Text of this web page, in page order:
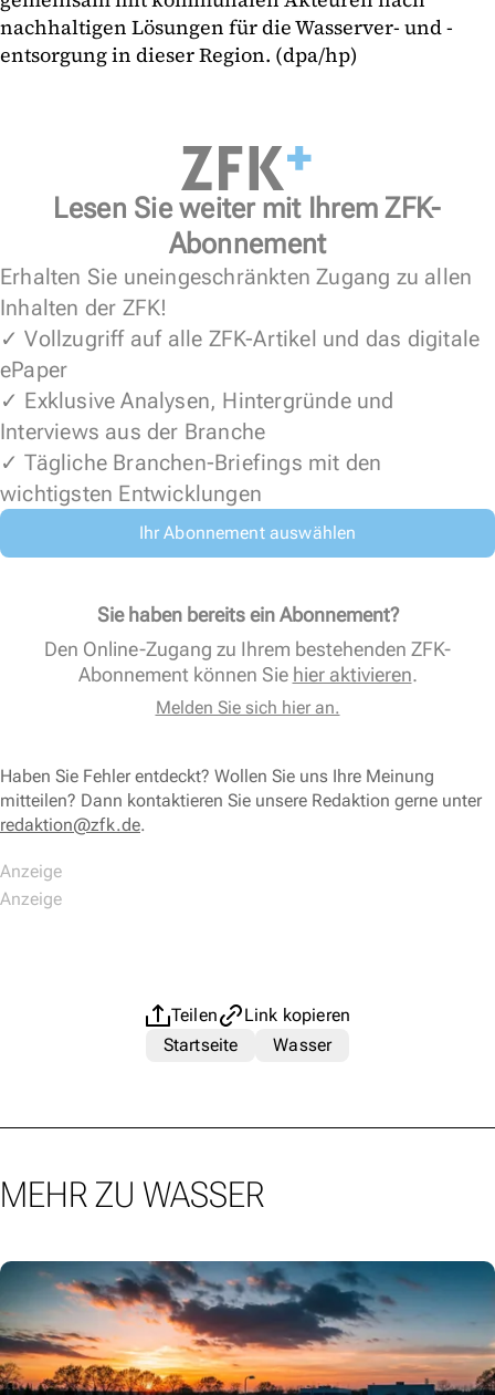
nachhaltigen Lösungen für die Wasserver- und -
entsorgung in dieser Region. (dpa/hp)
Lesen Sie weiter mit Ihrem ZFK-
Abonnement
Erhalten Sie uneingeschränkten Zugang zu allen
Inhalten der ZFK!
✓ Vollzugriff auf alle ZFK-Artikel und das digitale
ePaper
✓ Exklusive Analysen, Hintergründe und
Interviews aus der Branche
✓ Tägliche Branchen-Briefings mit den
wichtigsten Entwicklungen
Ihr Abonnement auswählen
Sie haben bereits ein Abonnement?
Den Online-Zugang zu Ihrem bestehenden ZFK-
Abonnement können Sie hier aktivieren.
Melden Sie sich hier an.
Haben Sie Fehler entdeckt? Wollen Sie uns Ihre Meinung
mitteilen? Dann kontaktieren Sie unsere Redaktion gerne unter
redaktion@zfk.de.
Teilen
Link kopieren
Startseite
Wasser
MEHR ZU WASSER